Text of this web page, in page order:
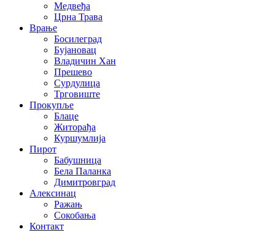
Медвеђа
Црна Трава
Врање
Босилеград
Бујановац
Владичин Хан
Прешево
Сурдулица
Трговиште
Прокупље
Блаце
Житорађа
Куршумлија
Пирот
Бабушница
Бела Паланка
Димитровград
Алексинац
Ражањ
Сокобања
Контакт